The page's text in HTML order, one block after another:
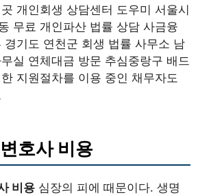
개인회생 상담센터 도우미 서울시
무료 개인파산 법률 상담 사금융
경기도 연천군 회생 법률 사무소 남
실 연체대금 방문 추심중랑구 배드
지원절차를 이용 중인 채무자도
호사 비용
비용 심장의 피에 때문이다. 생명